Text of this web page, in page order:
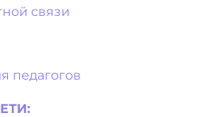
связи
педагогов